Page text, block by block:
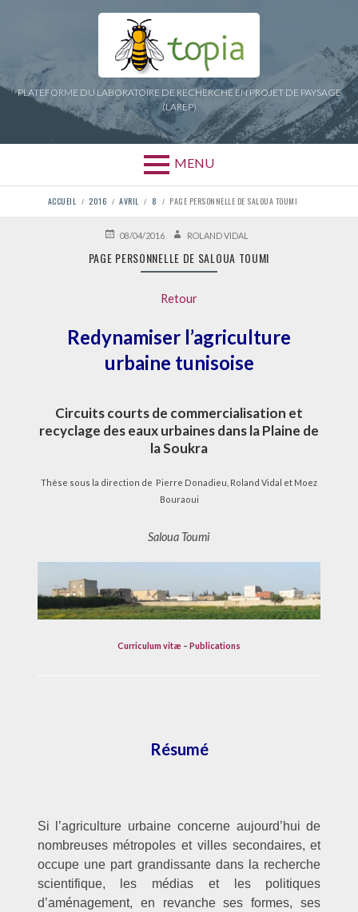
PLATEFORME DU LABORATOIRE DE RECHERCHE EN PROJET DE PAYSAGE
(LAREP)
MENU
FIL
D'ARIANE
ACCUEIL 2016 AVRIL 8 PAGE PERSONNELLE DE SALOUA TOUMI
PUBLIÉ08/04/2016 AUTEURROLAND VIDAL
PAGE PERSONNELLE DE SALOUA TOUMI
Retour
Redynamiser l’agriculture
urbaine tunisoise
Circuits courts de commercialisation et
recyclage des eaux urbaines dans la Plaine de
la Soukra
Thèse sous la direction de Pierre Donadieu, Roland Vidal et Moez
Bouraoui
Saloua Toumi
Curriculum vitæ – Publications
Résumé
Si l’agriculture urbaine concerne aujourd’hui de
nombreuses métropoles et villes secondaires, et
occupe une part grandissante dans la recherche
scientifique, les médias et les politiques
d’aménagement, en revanche ses formes, ses